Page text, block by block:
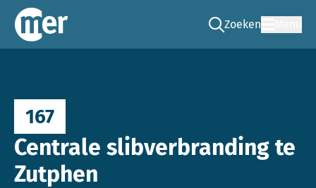
Commissie mer
Zoeken
Ga naar de zoek
167
Centrale slibverbranding te
Zutphen